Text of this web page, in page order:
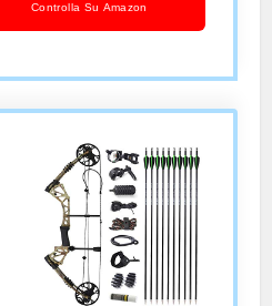
Controlla Su Amazon